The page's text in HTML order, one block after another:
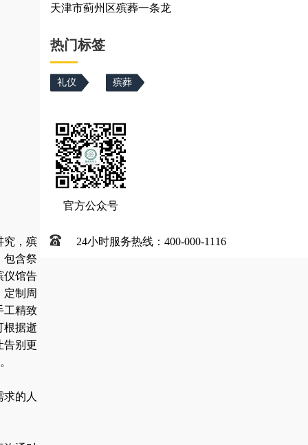
究，殡
包含祭
仪馆告
制周
工精致
根据逝
告别更
的人
天津市蓟州区殡葬一条龙
热门标签
礼仪 殡葬
官方公众号
24小时服务热线：400-000-1116